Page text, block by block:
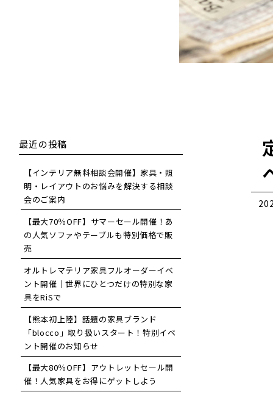
最近の投稿
【インテリア無料相談会開催】家具・照
明・レイアウトのお悩みを解決する相談
会のご案内
【最大70％OFF】サマーセール開催！あ
の人気ソファやテーブルも特別価格で販
売
オルトレマテリア家具フルオーダーイベ
ント開催｜世界にひとつだけの特別な家
具をRiSで
【熊本初上陸】話題の家具ブランド
「blocco」取り扱いスタート！特別イベ
ント開催のお知らせ
【最大80％OFF】アウトレットセール開
催！人気家具をお得にゲットしよう